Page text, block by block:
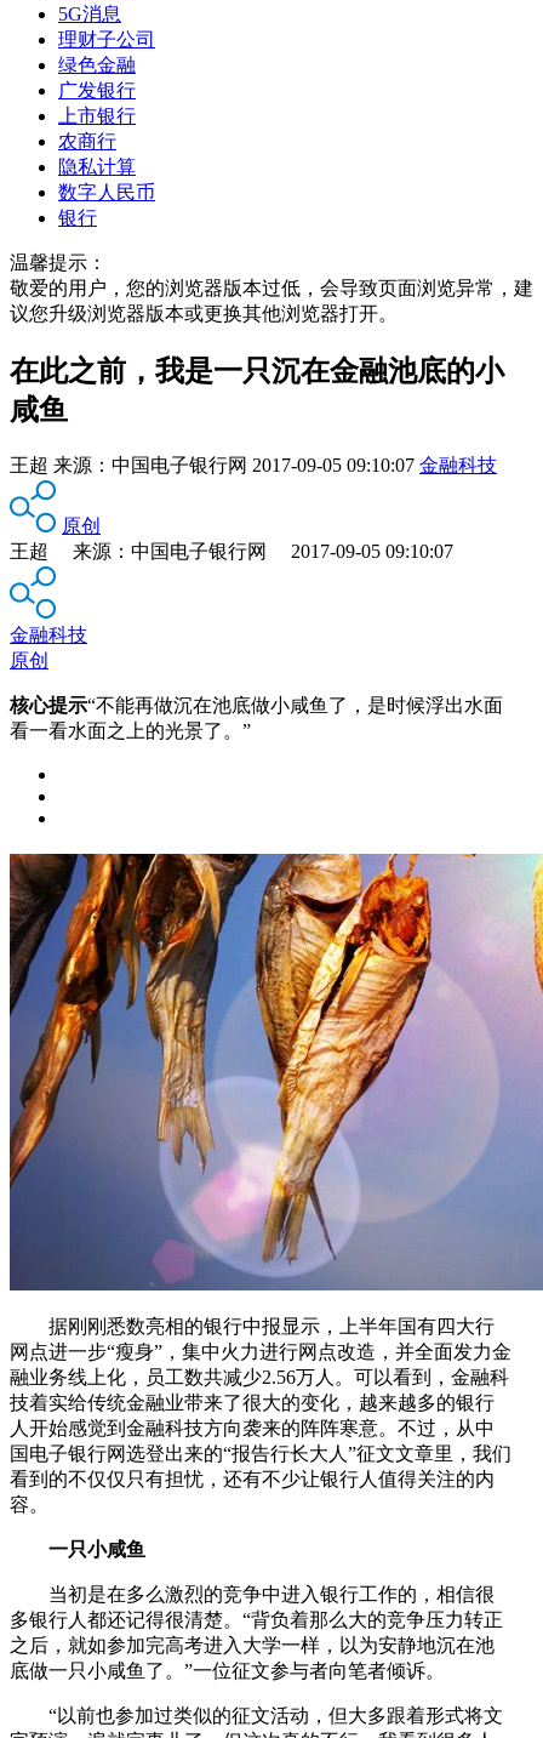
5G消息
理财子公司
绿色金融
广发银行
上市银行
农商行
隐私计算
数字人民币
银行
温馨提示：
敬爱的用户，您的浏览器版本过低，会导致页面浏览异常，建
议您升级浏览器版本或更换其他浏览器打开。
在此之前，我是一只沉在金融池底的小
咸鱼
王超 来源： 中国电子银行网 2017-09-05 09:10:07 金融科技
原创
王超 来源：中国电子银行网 2017-09-05 09:10:07
金融科技
原创
核心提示“不能再做沉在池底做小咸鱼了，是时候浮出水面
看一看水面之上的光景了。”
据刚刚悉数亮相的银行中报显示，上半年国有四大行
网点进一步“瘦身”，集中火力进行网点改造，并全面发力金
融业务线上化，员工数共减少2.56万人。可以看到，金融科
技着实给传统金融业带来了很大的变化，越来越多的银行
人开始感觉到金融科技方向袭来的阵阵寒意。不过，从中
国电子银行网选登出来的“报告行长大人”征文文章里，我们
看到的不仅仅只有担忧，还有不少让银行人值得关注的内
容。
一只小咸鱼
当初是在多么激烈的竞争中进入银行工作的，相信很
多银行人都还记得很清楚。“背负着那么大的竞争压力转正
之后，就如参加完高考进入大学一样，以为安静地沉在池
底做一只小咸鱼了。”一位征文参与者向笔者倾诉。
“以前也参加过类似的征文活动，但大多跟着形式将文